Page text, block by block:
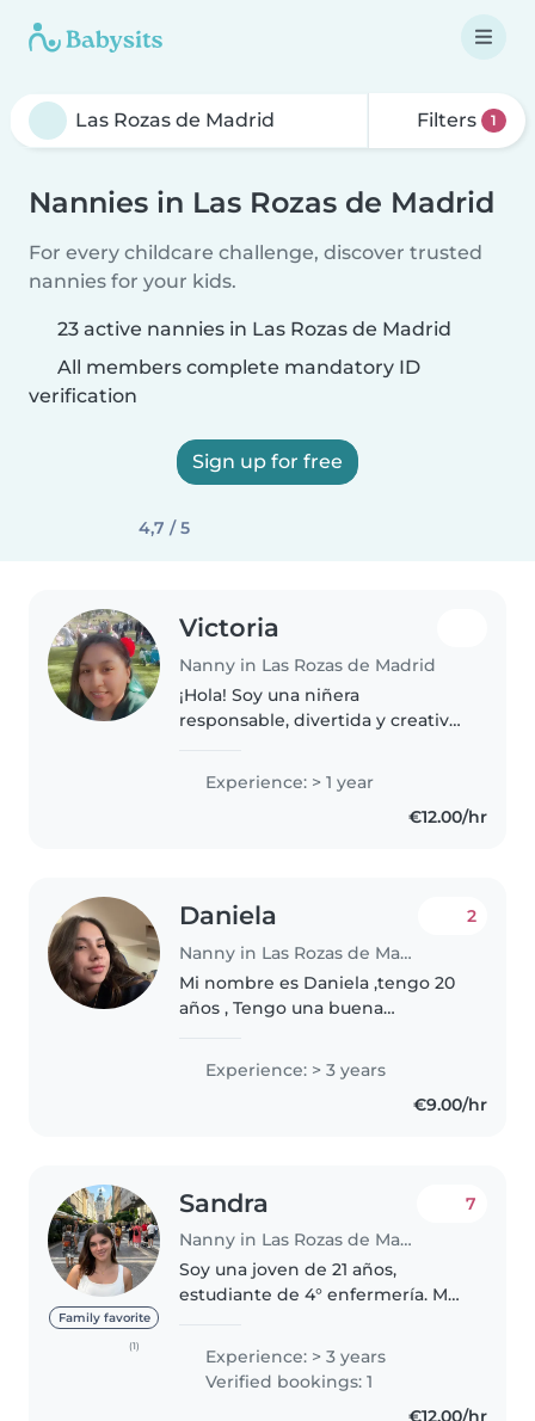
Filters 1
Nannies in Las Rozas de Madrid
For every childcare challenge, discover trusted
nannies for your kids.
23 active nannies in Las Rozas de Madrid
All members complete mandatory ID
verification
Sign up for free
4,7 / 5
Victoria
Nanny in Las Rozas de Madrid
¡Hola! Soy una niñera
responsable, divertida y creativa
cuidando bebés y niños
pequeños. Tengo formación en
Experience: > 1 year
€12.00/hr
Daniela
Nanny in Las Rozas de Madrid
2
Mi nombre es Daniela ,tengo 20
años , Tengo una buena
persona atenta
Experience: > 3 years
€9.00/hr
Family favorite
(1)
Sandra
Nanny in Las Rozas de Madrid
7
Soy una joven de 21 años,
estudiante de 4° enfermería. Me
alegre, divertida y cariñosa.
Tengo experiencia de +3 años
como niñera tanto de bebés
Experience: > 3 years
Verified bookings: 1
€12.00/hr